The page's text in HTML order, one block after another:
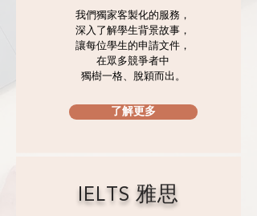
我們獨家客製化的服務，
深入了解學生背景故事，
讓每位學生的申請文件，
在眾多競爭者中
​獨樹一格、脫穎而出。
了解更多
IELTS 雅思